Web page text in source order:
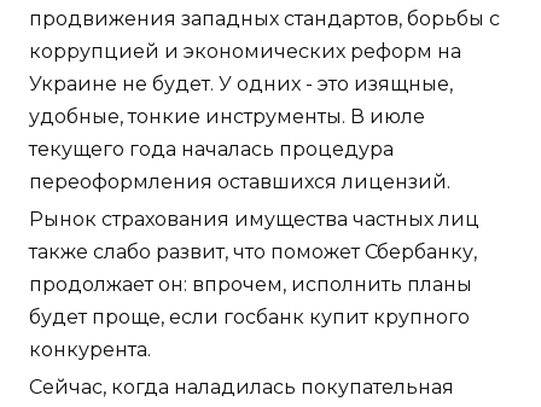
продвижения западных стандартов, борьбы с
коррупцией и экономических реформ на
Украине не будет. У одних - это изящные,
удобные, тонкие инструменты. В июле
текущего года началась процедура
переоформления оставшихся лицензий.
Рынок страхования имущества частных лиц
также слабо развит, что поможет Сбербанку,
продолжает он: впрочем, исполнить планы
будет проще, если госбанк купит крупного
конкурента.
Сейчас, когда наладилась покупательная